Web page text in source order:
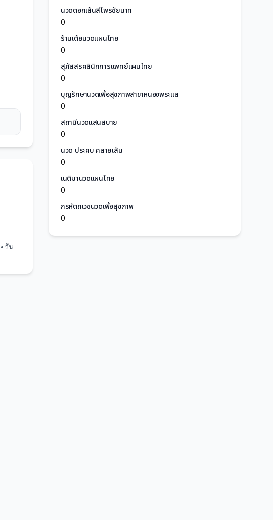
วัน
นวดตอกเส้นสีไพรชัยนาท
0
ร้านเต้ยนวดแผนไทย
0
สุภัสสรคลินิกการแพทย์แผนไทย
0
บุญรักษานวดเพื่อสุขภาพสาขาหนองพระแล
0
สถานีนวดแสนสบาย
0
นวด ประคบ คลายเส้น
0
เนติมานวดแผนไทย
0
กรหัตถเวชนวดเพื่อสุขภาพ
0